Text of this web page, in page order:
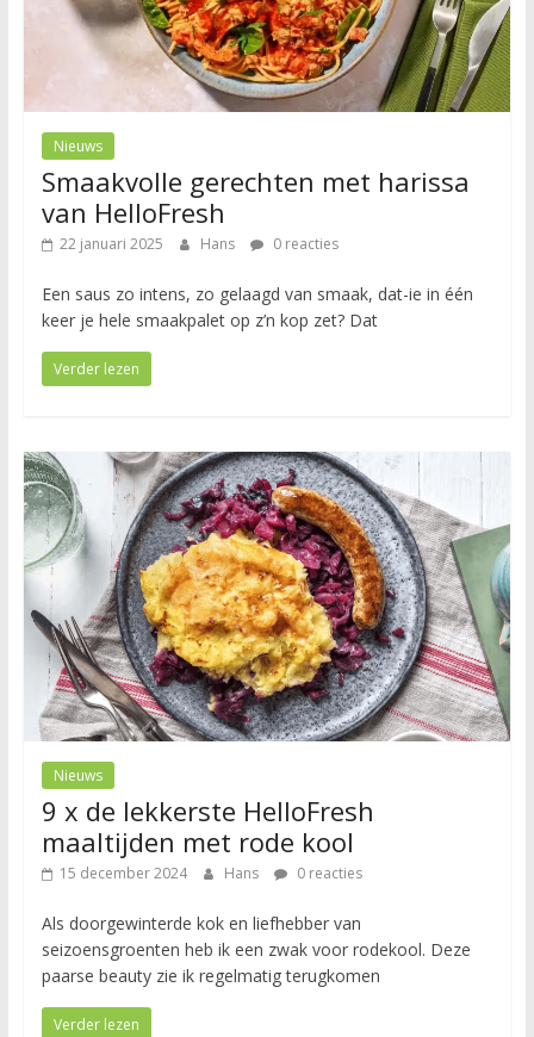
Nieuws
Smaakvolle gerechten met harissa
van HelloFresh
22 januari 2025 Hans 0 reacties
Een saus zo intens, zo gelaagd van smaak, dat-ie in één
keer je hele smaakpalet op z’n kop zet? Dat
Verder lezen
Nieuws
9 x de lekkerste HelloFresh
maaltijden met rode kool
15 december 2024 Hans 0 reacties
Als doorgewinterde kok en liefhebber van
seizoensgroenten heb ik een zwak voor rodekool. Deze
paarse beauty zie ik regelmatig terugkomen
Verder lezen